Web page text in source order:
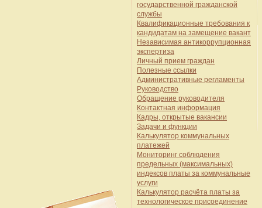
государственной гражданской
службы
Квалификационные требования к
кандидатам на замещение вакант
Независимая антикоррупционная
экспертиза
Личный прием граждан
Полезные ссылки
Административные регламенты
Руководство
Обращение руководителя
Контактная информация
Кадры, открытые вакансии
Задачи и функции
Калькулятор коммунальных
платежей
Мониторинг соблюдения
предельных (максимальных)
индексов платы за коммунальные
услуги
Калькулятор расчёта платы за
технологическое присоединение